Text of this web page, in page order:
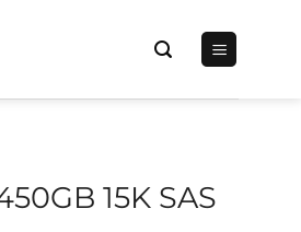
15K SAS